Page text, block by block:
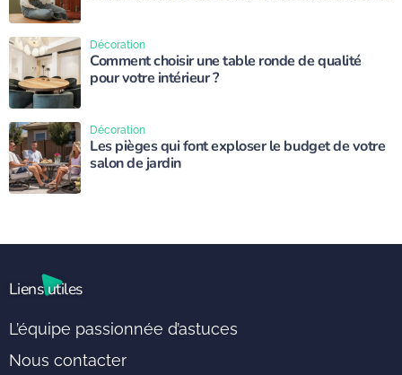
Comment choisir une table ronde de qualité
pour votre intérieur ?
Décoration
Les pièges qui font exploser le budget de votre
salon de jardin
Décoration
Liens utiles
L’équipe passionnée d’astuces
Nous contacter